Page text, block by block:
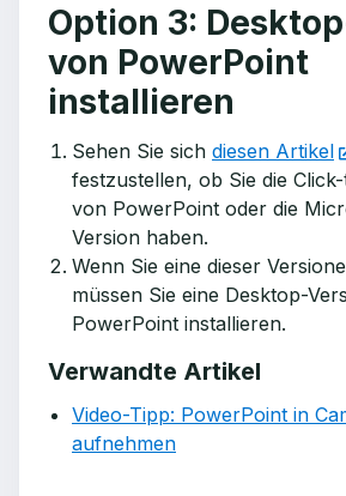
Option 3:
von PowerPoint
installieren
Sehen Sie sich diesen Artikel
festzustellen, ob Sie die
von PowerPoint oder die
Version haben.
Wenn Sie eine dieser
müssen Sie eine Desktop-
PowerPoint installieren.
Verwandte Artikel
Video-Tipp: PowerPoint in
aufnehmen